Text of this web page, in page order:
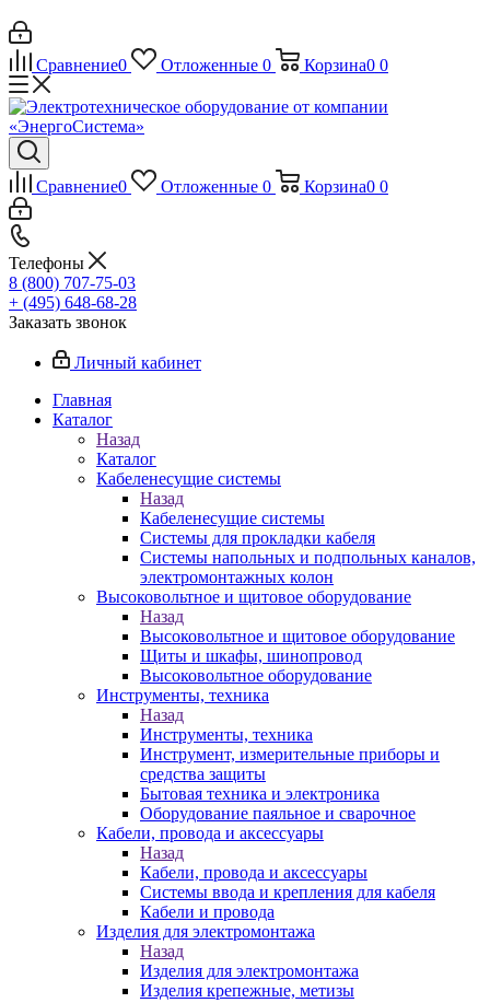
Сравнение0 Отложенные 0 Корзина0 0
Сравнение0 Отложенные 0 Корзина0 0
Телефоны
8 (800) 707-75-03
+ (495) 648-68-28
Заказать звонок
Личный кабинет
Главная
Каталог
Назад
Каталог
Кабеленесущие системы
Назад
Кабеленесущие системы
Системы для прокладки кабеля
Системы напольных и подпольных каналов,
электромонтажных колон
Высоковольтное и щитовое оборудование
Назад
Высоковольтное и щитовое оборудование
Щиты и шкафы, шинопровод
Высоковольтное оборудование
Инструменты, техника
Назад
Инструменты, техника
Инструмент, измерительные приборы и
средства защиты
Бытовая техника и электроника
Оборудование паяльное и сварочное
Кабели, провода и аксессуары
Назад
Кабели, провода и аксессуары
Системы ввода и крепления для кабеля
Кабели и провода
Изделия для электромонтажа
Назад
Изделия для электромонтажа
Изделия крепежные, метизы